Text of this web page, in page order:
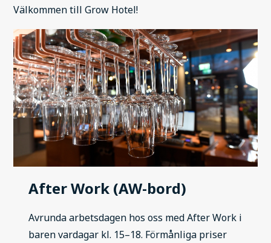
Välkommen till Grow Hotel!
After Work (AW-bord)
Avrunda arbetsdagen hos oss med After Work i
baren vardagar kl. 15–18. Förmånliga priser